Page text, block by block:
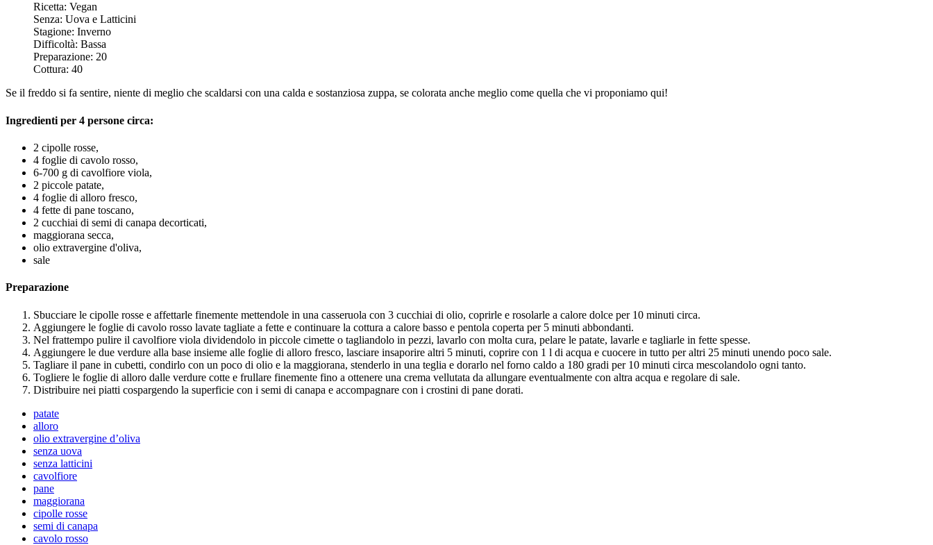
Ricetta: Vegan
Senza: Uova e Latticini
Stagione: Inverno
Difficoltà: Bassa
Preparazione: 20
Cottura: 40
Se il freddo si fa sentire, niente di meglio che scaldarsi con una calda e sostanziosa zuppa, se colorata anche meglio come quella che vi proponiamo qui!
Ingredienti per 4 persone circa:
2 cipolle rosse,
4 foglie di cavolo rosso,
6-700 g di cavolfiore viola,
2 piccole patate,
4 foglie di alloro fresco,
4 fette di pane toscano,
2 cucchiai di semi di canapa decorticati,
maggiorana secca,
olio extravergine d'oliva,
sale
Preparazione
Sbucciare le cipolle rosse e affettarle finemente mettendole in una casseruola con 3 cucchiai di olio, coprirle e rosolarle a calore dolce per 10 minuti circa.
Aggiungere le foglie di cavolo rosso lavate tagliate a fette e continuare la cottura a calore basso e pentola coperta per 5 minuti abbondanti.
Nel frattempo pulire il cavolfiore viola dividendolo in piccole cimette o tagliandolo in pezzi, lavarlo con molta cura, pelare le patate, lavarle e tagliarle in fette spesse.
Aggiungere le due verdure alla base insieme alle foglie di alloro fresco, lasciare insaporire altri 5 minuti, coprire con 1 l di acqua e cuocere in tutto per altri 25 minuti unendo poco sale.
Tagliare il pane in cubetti, condirlo con un poco di olio e la maggiorana, stenderlo in una teglia e dorarlo nel forno caldo a 180 gradi per 10 minuti circa mescolandolo ogni tanto.
Togliere le foglie di alloro dalle verdure cotte e frullare finemente fino a ottenere una crema vellutata da allungare eventualmente con altra acqua e regolare di sale.
Distribuire nei piatti cospargendo la superficie con i semi di canapa e accompagnare con i crostini di pane dorati.
patate
alloro
olio extravergine d’oliva
senza uova
senza latticini
cavolfiore
pane
maggiorana
cipolle rosse
semi di canapa
cavolo rosso